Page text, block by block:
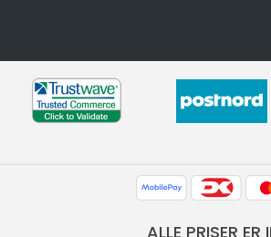
ALLE PRISER